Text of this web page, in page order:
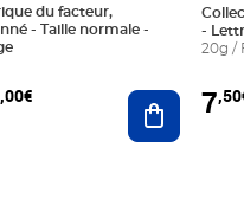
du facteur,
-
,00€ Ajouter
-
20g /
7